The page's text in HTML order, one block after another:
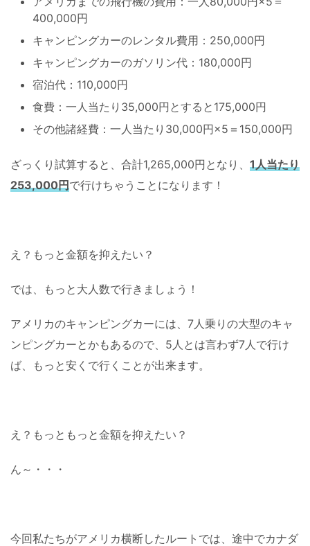
400,000円
キャンピングカーのレンタル費用：250,000円
キャンピングカーのガソリン代：180,000円
宿泊代：110,000円
食費：一人当たり35,000円とすると175,000円
その他諸経費：一人当たり30,000円×5＝150,000円
ざっくり試算すると、合計1,265,000円となり、 1人当たり
253,000円で行けちゃうことになります！
え？もっと金額を抑えたい？
では、もっと大人数で行きましょう！
アメリカのキャンピングカーには、7人乗りの大型のキャ
ンピングカーとかもあるので、5人とは言わず7人で行け
ば、もっと安くで行くことが出来ます。
え？もっともっと金額を抑えたい？
ん～・・・
今回私たちがアメリカ横断したルートでは、途中でカナダ